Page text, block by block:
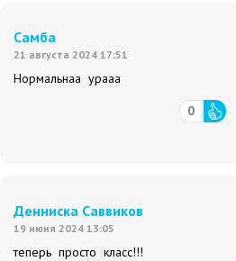
Самба
21 августа 2024 17:51
Нормальнаа урааа
0
Денниска Саввиков
19 июня 2024 13:05
теперь просто класс!!!